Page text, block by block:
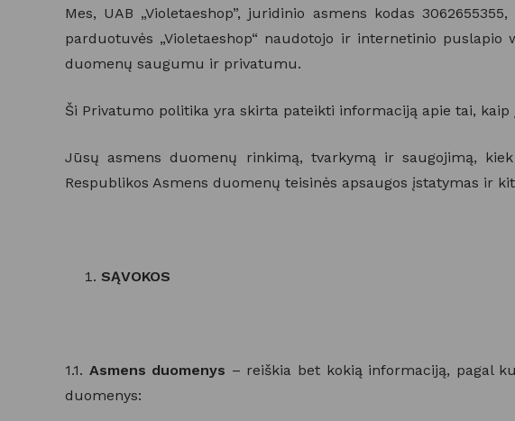
Mes, UAB „Violetaeshop”, juridinio asmens kodas
parduotuvės „Violetaeshop“ naudotojo ir internetinio puslapio
duomenų saugumu ir privatumu.
Ši Privatumo politika yra skirta pateikti informaciją apie tai,
Jūsų asmens duomenų rinkimą, tvarkymą ir saugojimą,
Respublikos Asmens duomenų teisinės apsaugos įstatymas ir
SĄVOKOS
1.1. Asmens duomenys – reiškia bet kokią informaciją, pagal
duomenys: